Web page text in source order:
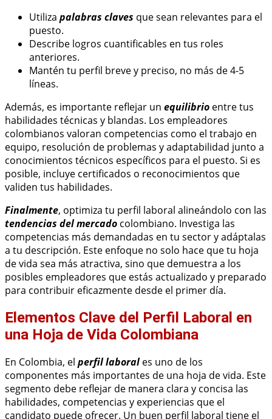
Utiliza palabras claves que sean relevantes para el
puesto.
Describe logros cuantificables en tus roles
anteriores.
Mantén tu perfil breve y preciso, no más de 4-5
líneas.
Además, es importante reflejar un equilibrio entre tus
habilidades técnicas y blandas. Los empleadores
colombianos valoran competencias como el trabajo en
equipo, resolución de problemas y adaptabilidad junto a
conocimientos técnicos específicos para el puesto. Si es
posible, incluye certificados o reconocimientos que
validen tus habilidades.
Finalmente, optimiza tu perfil laboral alineándolo con las
tendencias del mercado colombiano. Investiga las
competencias más demandadas en tu sector y adáptalas
a tu descripción. Este enfoque no solo hace que tu hoja
de vida sea más atractiva, sino que demuestra a los
posibles empleadores que estás actualizado y preparado
para contribuir eficazmente desde el primer día.
Elementos Clave del Perfil Laboral en
una Hoja de Vida Colombiana
En Colombia, el perfil laborales uno de los
componentes más importantes de una hoja de vida. Este
segmento debe reflejar de manera clara y concisa las
habilidades, competencias y experiencias que el
candidato puede ofrecer. Un buen perfil laboral tiene el